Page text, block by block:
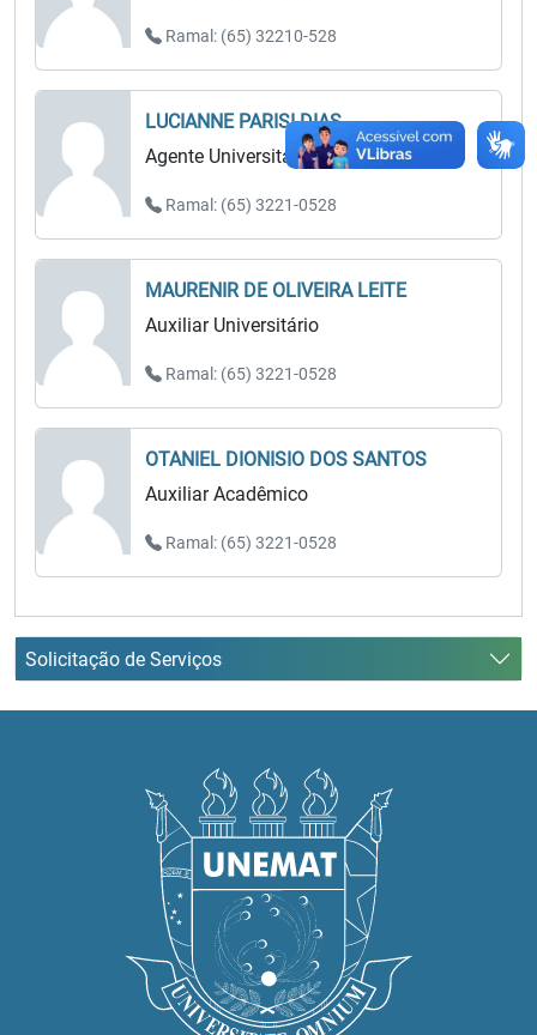
Ramal: (65) 32210-528
LUCIANNE PARISI DIAS
Agente Universitário
Ramal: (65) 3221-0528
MAURENIR DE OLIVEIRA LEITE
Auxiliar Universitário
Ramal: (65) 3221-0528
OTANIEL DIONISIO DOS SANTOS
Auxiliar Acadêmico
Ramal: (65) 3221-0528
Solicitação de Serviços